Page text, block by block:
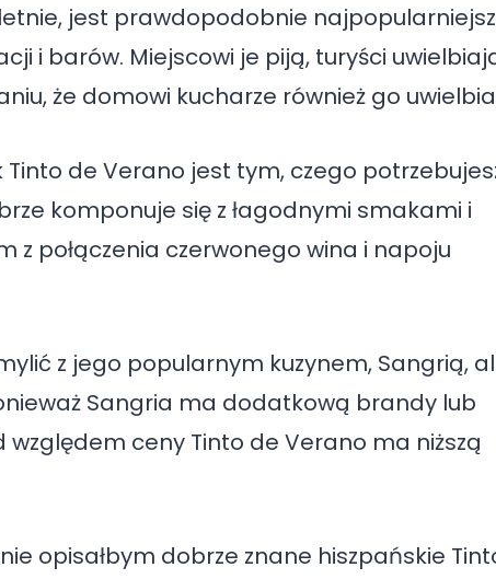
jest prawdopodobnie
i barów. Miejscowi je piją, turyści
że domowi kucharze również go
Tinto de Verano jest tym, czego
komponuje się z łagodnymi smakami i
połączenia czerwonego wina i napoju
z jego popularnym kuzynem, Sangrią,
Sangria ma dodatkową brandy lub
względem ceny Tinto de Verano ma niższą
opisałbym dobrze znane hiszpańskie